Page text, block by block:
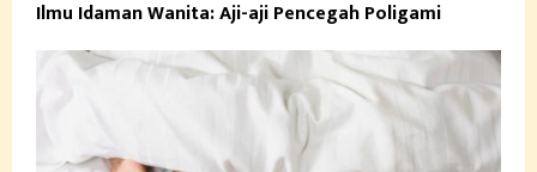
Ilmu Idaman Wanita: Aji-aji Pencegah Poligami